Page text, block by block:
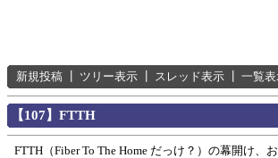
新規投稿 ツリー表示 スレッド表示 一覧
【107】FTTH
FTTH（Fiber To The Home だっけ？）の幕開け、